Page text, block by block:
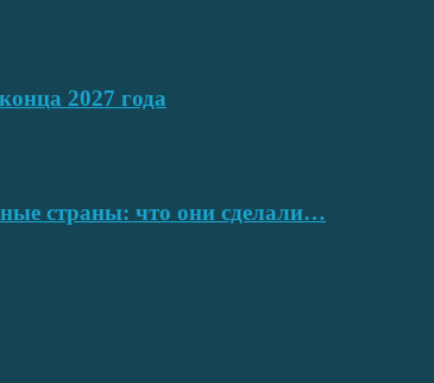
2027 года
страны: что они сделали…